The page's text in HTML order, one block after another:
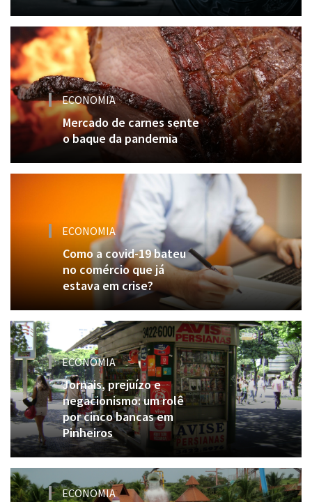
ECONOMIA
Mercado de carnes sente
o baque da pandemia
ECONOMIA
Como a covid-19 bateu
no comércio que já
estava em crise?
ECONOMIA
Jornais, prejuízo e
negacionismo: um rolê
por cinco bancas em
Pinheiros
ECONOMIA